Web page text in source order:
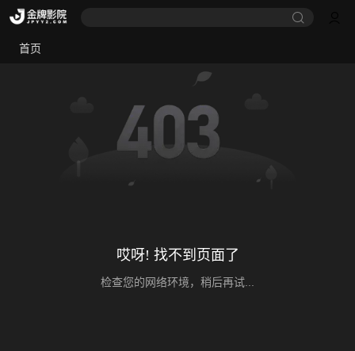
首页
哎呀! 找不到页面了
检查您的网络环境，稍后再试...